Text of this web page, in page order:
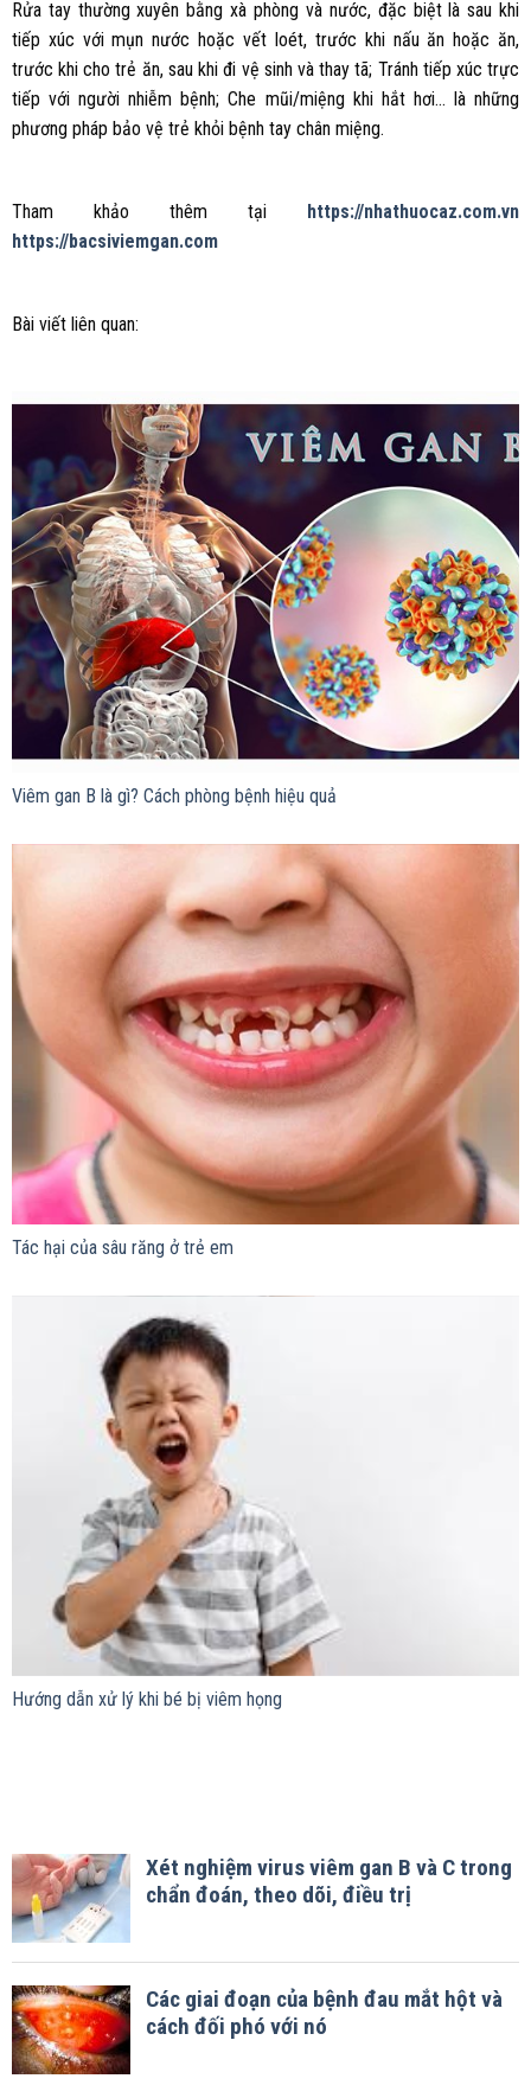
Rửa tay thường xuyên bằng xà phòng và nước, đặc biệt là sau khi
tiếp xúc với mụn nước hoặc vết loét, trước khi nấu ăn hoặc ăn,
trước khi cho trẻ ăn, sau khi đi vệ sinh và thay tã; Tránh tiếp xúc trực
tiếp với người nhiễm bệnh; Che mũi/miệng khi hắt hơi… là những
phương pháp bảo vệ trẻ khỏi bệnh tay chân miệng.
Tham khảo thêm tại https://nhathuocaz.com.vn
https://bacsiviemgan.com
Bài viết liên quan:
Viêm gan B là gì? Cách phòng bệnh hiệu quả
Tác hại của sâu răng ở trẻ em
Hướng dẫn xử lý khi bé bị viêm họng